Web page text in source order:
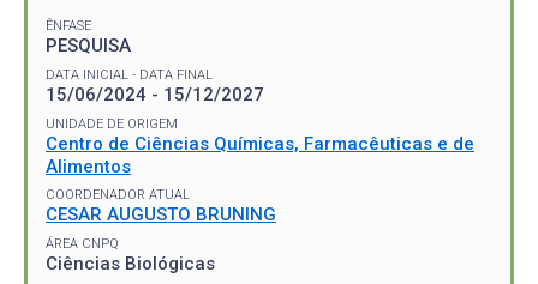
ÊNFASE
PESQUISA
DATA INICIAL - DATA FINAL
15/06/2024 - 15/12/2027
UNIDADE DE ORIGEM
Centro de Ciências Químicas, Farmacêuticas e de
Alimentos
COORDENADOR ATUAL
CESAR AUGUSTO BRUNING
ÁREA CNPQ
Ciências Biológicas